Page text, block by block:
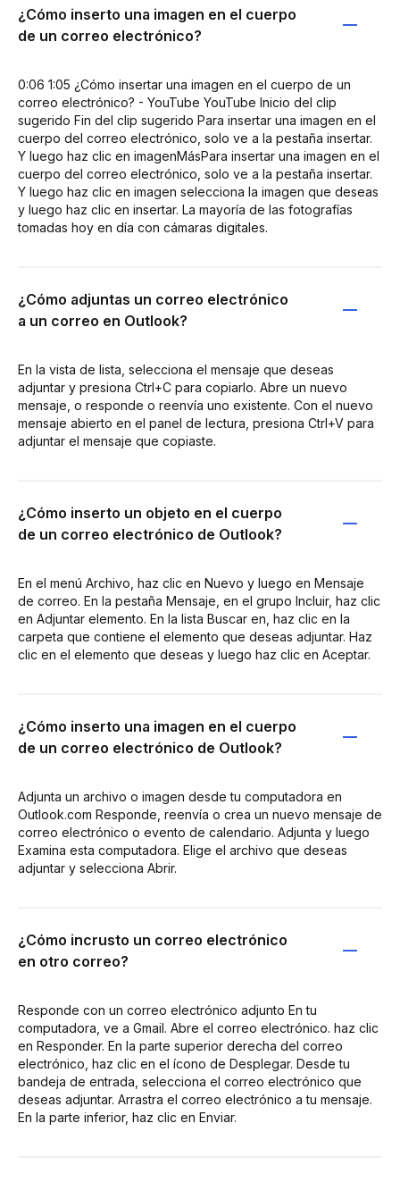
¿Cómo inserto una imagen en el cuerpo
de un correo electrónico?
0:06 1:05 ¿Cómo insertar una imagen en el cuerpo de un
correo electrónico? - YouTube YouTube Inicio del clip
sugerido Fin del clip sugerido Para insertar una imagen en el
cuerpo del correo electrónico, solo ve a la pestaña insertar.
Y luego haz clic en imagenMásPara insertar una imagen en el
cuerpo del correo electrónico, solo ve a la pestaña insertar.
Y luego haz clic en imagen selecciona la imagen que deseas
y luego haz clic en insertar. La mayoría de las fotografías
tomadas hoy en día con cámaras digitales.
¿Cómo adjuntas un correo electrónico
a un correo en Outlook?
En la vista de lista, selecciona el mensaje que deseas
adjuntar y presiona Ctrl+C para copiarlo. Abre un nuevo
mensaje, o responde o reenvía uno existente. Con el nuevo
mensaje abierto en el panel de lectura, presiona Ctrl+V para
adjuntar el mensaje que copiaste.
¿Cómo inserto un objeto en el cuerpo
de un correo electrónico de Outlook?
En el menú Archivo, haz clic en Nuevo y luego en Mensaje
de correo. En la pestaña Mensaje, en el grupo Incluir, haz clic
en Adjuntar elemento. En la lista Buscar en, haz clic en la
carpeta que contiene el elemento que deseas adjuntar. Haz
clic en el elemento que deseas y luego haz clic en Aceptar.
¿Cómo inserto una imagen en el cuerpo
de un correo electrónico de Outlook?
Adjunta un archivo o imagen desde tu computadora en
Outlook.com Responde, reenvía o crea un nuevo mensaje de
correo electrónico o evento de calendario. Adjunta y luego
Examina esta computadora. Elige el archivo que deseas
adjuntar y selecciona Abrir.
¿Cómo incrusto un correo electrónico
en otro correo?
Responde con un correo electrónico adjunto En tu
computadora, ve a Gmail. Abre el correo electrónico. haz clic
en Responder. En la parte superior derecha del correo
electrónico, haz clic en el ícono de Desplegar. Desde tu
bandeja de entrada, selecciona el correo electrónico que
deseas adjuntar. Arrastra el correo electrónico a tu mensaje.
En la parte inferior, haz clic en Enviar.